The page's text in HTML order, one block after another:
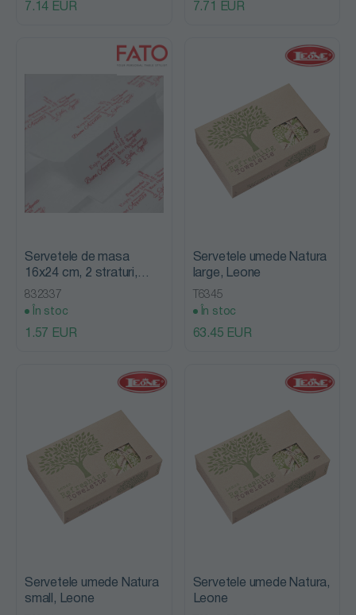
7.14 EUR 7.71 EUR
Servetele de masa
16x24 cm, 2 straturi,
Bon Appetit, Fato
832337
În stoc
1.57 EUR
Servetele umede Natura
large, Leone
T6345
În stoc
63.45 EUR
Servetele umede Natura
small, Leone
Servetele umede Natura,
Leone